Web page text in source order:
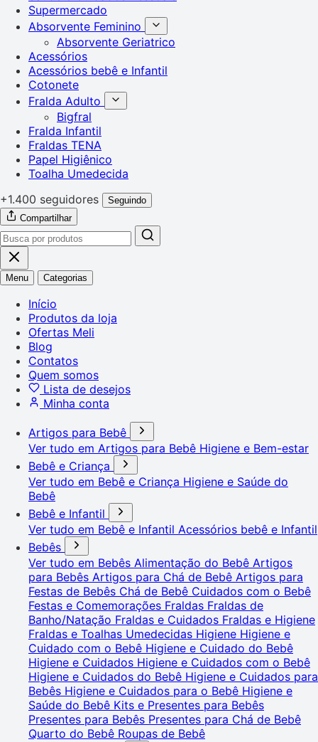
Supermercado
Absorvente Feminino
Absorvente Geriatrico
Acessórios
Acessórios bebê e Infantil
Cotonete
Fralda Adulto
Bigfral
Fralda Infantil
Fraldas TENA
Papel Higiênico
Toalha Umedecida
+1.400 seguidores
Seguindo
Compartilhar
Menu Categorias
Início
Produtos da loja
Ofertas Meli
Blog
Contatos
Quem somos
Lista de desejos
Minha conta
Artigos para Bebê
Ver tudo em Artigos para Bebê Higiene e Bem-estar
Bebê e Criança
Ver tudo em Bebê e Criança Higiene e Saúde do
Bebê
Bebê e Infantil
Ver tudo em Bebê e Infantil Acessórios bebê e Infantil
Bebês
Ver tudo em Bebês Alimentação do Bebê Artigos
para Bebês Artigos para Chá de Bebê Artigos para
Festas de Bebês Chá de Bebê Cuidados com o Bebê
Festas e Comemorações Fraldas Fraldas de
Banho/Natação Fraldas e Cuidados Fraldas e Higiene
Fraldas e Toalhas Umedecidas Higiene Higiene e
Cuidado com o Bebê Higiene e Cuidado do Bebê
Higiene e Cuidados Higiene e Cuidados com o Bebê
Higiene e Cuidados do Bebê Higiene e Cuidados para
Bebês Higiene e Cuidados para o Bebê Higiene e
Saúde do Bebê Kits e Presentes para Bebês
Presentes para Bebês Presentes para Chá de Bebê
Quarto do Bebê Roupas de Bebê